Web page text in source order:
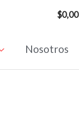
$0,00
Nosotros